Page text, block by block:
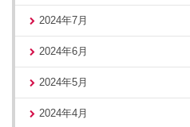
2024年7月
2024年6月
2024年5月
2024年4月